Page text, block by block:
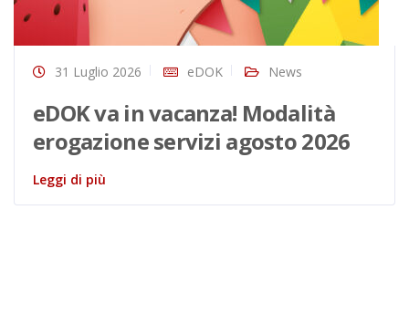
31 Luglio 2026 eDOK News
eDOK va in vacanza! Modalità
erogazione servizi agosto 2026
Leggi di più